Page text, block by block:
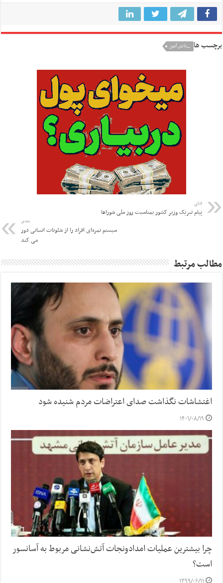
برچسب ها _دانش آموز
قبلی
پیام تبریک وزیر کشور بمناسبت روز ملی شوراها
بعدی
سیستم نمره‌ای افراد را از شئونات انسانی‌ دور
می کند
مطالب مرتبط
اغتشاشات نگذاشت صدای اعتراضات مردم شنیده شود
۱۴۰۱/۰۸/۱۹
چرا بیشترین عملیات امدادونجات آتش‌نشانی مربوط به آسانسور
است؟